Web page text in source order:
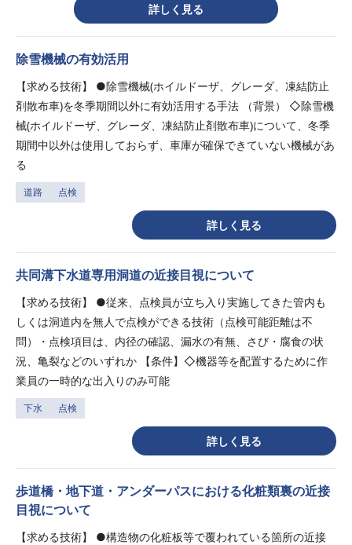
詳しく見る
除雪機械の有効活用
【求める技術】 ●除雪機械(ホイルドーザ、グレーダ、凍結防止
剤散布車)を冬季期間以外に有効活用する手法 （背景） ◇除雪機
械(ホイルドーザ、グレーダ、凍結防止剤散布車)について、冬季
期間中以外は使用しておらず、車庫が確保できていない機械があ
る
道路 点検
詳しく見る
共同溝下水道専用洞道の近接目視について
【求める技術】 ●従来、点検員が立ち入り実施してきた管内も
しくは洞道内を無人で点検ができる技術（点検可能距離は不
問）・点検項目は、内径の確認、漏水の有無、さび・腐食の状
況、亀裂などのいずれか 【条件】◇機器等を配置するために作
業員の一時的な出入りのみ可能
下水 点検
詳しく見る
歩道橋・地下道・アンダーパスにおける化粧類裏の近接
目視について
【求める技術】 ●構造物の化粧板等で覆われている箇所の近接